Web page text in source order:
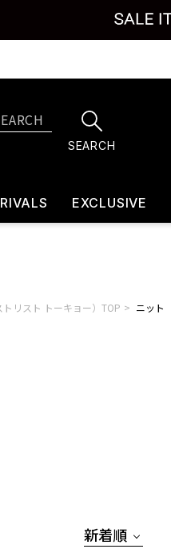
SEARCH
EXCLUSIVE
トリスト トーキョー）TOP ニット
新着順